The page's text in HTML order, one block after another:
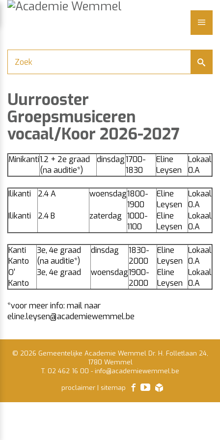
Naar
Academie
Uurrooster
Groepsmusiceren
vocaal/Koor 2026-2027
Minikanti1.2 + 2e graad
(na auditie*)
dinsdag1700-
1830
Eline
Leysen
Lokaal
0.A
Ilikanti 2.4 A woensdag1800-
1900
Eline
Leysen
Lokaal
0.A
Ilikanti
2.4 B zaterdag 1000-
1100
Eline
Leysen
Lokaal
0.A
Kanti
Kanto
3e, 4e graad
(na auditie*)
dinsdag
1830-
2000
Eline
Leysen
Lokaal
0.A
O'
Kanto
3e, 4e graad woensdag1900-
2000
Eline
Leysen
Lokaal
0.A
*voor meer info: mail naar
eline.leysen@academiewemmel.be
© 2026 Gemeentelijke Academie Wemmel Dr. H. Folletlaan 24,
1780 Wemmel
T. 02 462 16 00 - info@academiewemmel.be
proclaimer | sitemap facebookyoutube
lcp.nv
2026